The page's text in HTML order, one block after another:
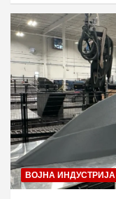
ВОЈНА ИНДУСТРИЈА